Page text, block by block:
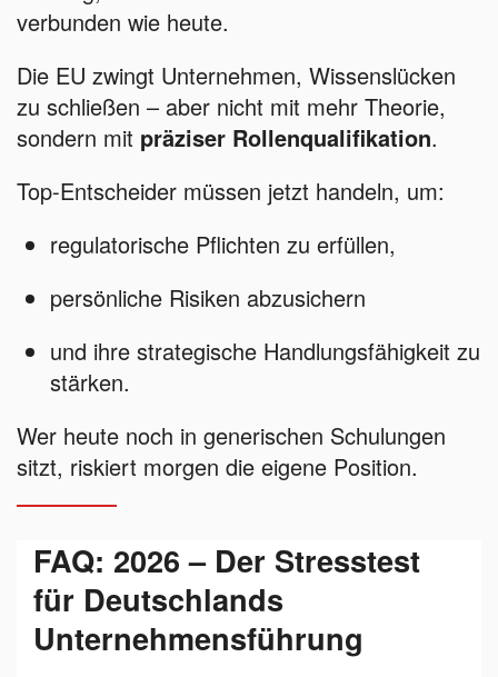
verbunden wie heute.
Die EU zwingt Unternehmen, Wissenslücken
zu schließen – aber nicht mit mehr Theorie,
sondern mit präziser Rollenqualifikation.
Top-Entscheider müssen jetzt handeln, um:
regulatorische Pflichten zu erfüllen,
persönliche Risiken abzusichern
und ihre strategische Handlungsfähigkeit zu
stärken.
Wer heute noch in generischen Schulungen
sitzt, riskiert morgen die eigene Position.
FAQ: 2026 – Der Stresstest
für Deutschlands
Unternehmensführung